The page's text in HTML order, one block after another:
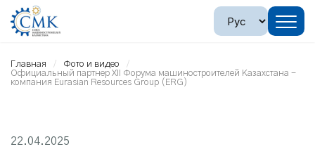
Главная
Фото и видео
Официальный партнер XII Форума машиностроителей Казахстана -
компания Eurasian Resources Group (ERG)
22.04.2025